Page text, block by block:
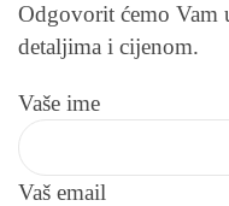
Odgovorit ćemo Vam
detaljima i cijenom.
Vaše ime
Vaš email